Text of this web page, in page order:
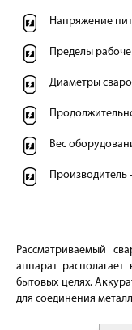
Напряжение
Пределы
Диаметры
Вес
Производитель
Рассматриваемый
аппарат
бытовых целях.
для соединения